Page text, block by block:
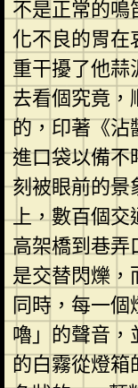
不是正常的鳴
化不良的胃在
重干擾了他蒜
去看個究竟，
的，印著《沾
進口袋以備不
刻被眼前的景
上，數百個交
高架橋到巷弄
是交替閃爍，
同時，每一
嚕」的聲音，
的白霧從燈箱